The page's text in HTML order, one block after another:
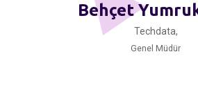
Behçet
Techdata,
Genel Müdür